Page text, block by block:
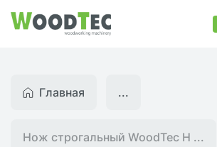
Главная
Нож строгальный WoodTec H ...
...